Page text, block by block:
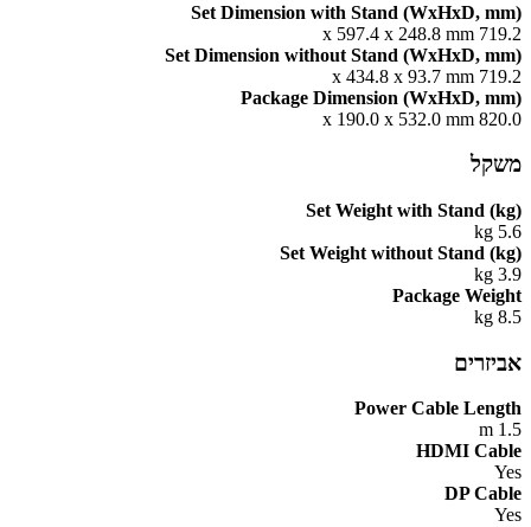
Set Dimension with Stand (WxHxD, mm)
719.2 x 597.4 x 248.8 mm
Set Dimension without Stand (WxHxD, mm)
719.2 x 434.8 x 93.7 mm
Package Dimension (WxHxD, mm)
820.0 x 190.0 x 532.0 mm
משקל
Set Weight with Stand (kg)
5.6 kg
Set Weight without Stand (kg)
3.9 kg
Package Weight
8.5 kg
אביזרים
Power Cable Length
1.5 m
HDMI Cable
Yes
DP Cable
Yes